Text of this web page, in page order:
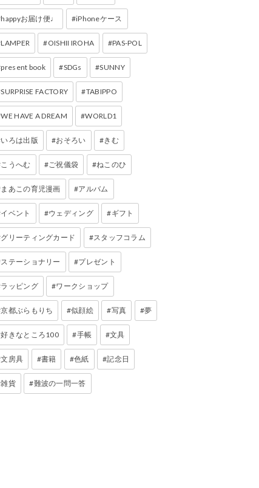
happyお届け便♩ iPhoneケース
LAMPER OISHII IROHA PAS-POL
present book SDGs SUNNY
SURPRISE FACTORY TABIPPO
WE HAVE A DREAM WORLD1
いろは出版 おそろい きむ
こうへむ ご祝儀袋 ねこのひ
まあこの育児漫画 アルバム
イベント ウェディング ギフト
グリーティングカード スタッフコラム
ステーショナリー プレゼント
ラッピング ワークショップ
京都ぶらもりち 似顔絵 写真 夢
好きなところ100 手帳 文具
文房具 書籍 色紙 記念日
雑貨 難波の一問一答